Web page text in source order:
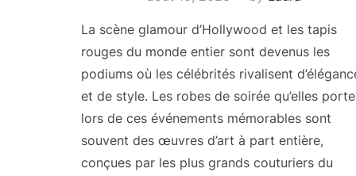
La scène glamour d’Hollywood et les tapis
rouges du monde entier sont devenus les
podiums où les célébrités rivalisent
et de style. Les robes de soirée qu’elles
lors de ces événements mémorables sont
souvent des œuvres d’art à part entière,
conçues par les plus grands couturiers du